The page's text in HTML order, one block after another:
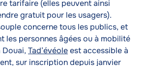
tarifaire (elles peuvent ainsi
gratuit pour les usagers).
concerne tous les publics, et
les personnes âgées ou à mobilité
Douai, Tad’évéoleest accessible à
sur inscription depuis janvier